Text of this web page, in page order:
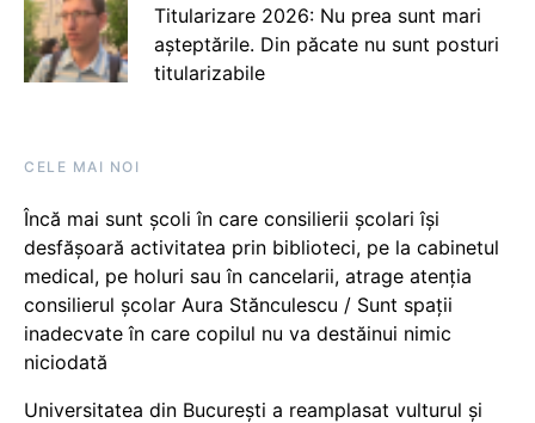
Titularizare 2026: Nu prea sunt mari
așteptările. Din păcate nu sunt posturi
titularizabile
CELE MAI NOI
Încă mai sunt școli în care consilierii școlari își
desfășoară activitatea prin biblioteci, pe la cabinetul
medical, pe holuri sau în cancelarii, atrage atenția
consilierul școlar Aura Stănculescu / Sunt spații
inadecvate în care copilul nu va destăinui nimic
niciodată
Universitatea din București a reamplasat vulturul și